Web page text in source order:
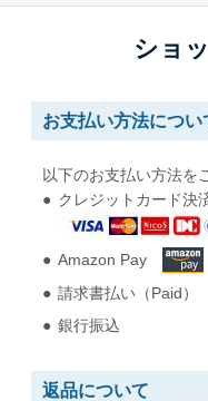
W92 x H235 mm
W287 x H382 mm
B4用紙が折らずに入る
角形2号
W240 x H332 mm
A4用紙が折らずに入る
角形3号
ショ
お支払い方法につい
以下のお支払い方法を
クレジットカード決
Amazon Pay
請求書払い（Paid）
銀行振込
返品について